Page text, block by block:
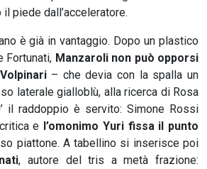
piede dall’acceleratore.
è già in vantaggio. Dopo un plastico
Fortunati, Manzaroli non può opporsi
– che devia con la spalla un
laterale gialloblù, alla ricerca di Rosa
il raddoppio è servito: Simone Rossi
e l’omonimo Yuri fissa il punto
piattone. A tabellino si inserisce poi
, autore del tris a metà frazione: